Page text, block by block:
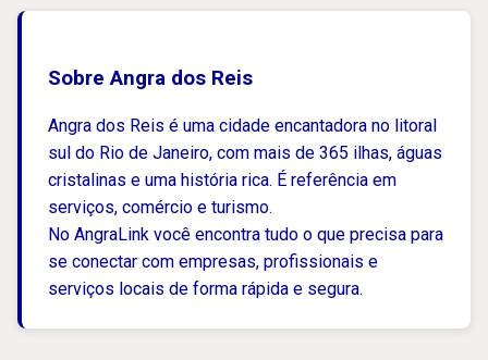
Sobre Angra dos Reis
Angra dos Reis é uma cidade encantadora no litoral
sul do Rio de Janeiro, com mais de 365 ilhas, águas
cristalinas e uma história rica. É referência em
serviços, comércio e turismo.
No AngraLink você encontra tudo o que precisa para
se conectar com empresas, profissionais e
serviços locais de forma rápida e segura.